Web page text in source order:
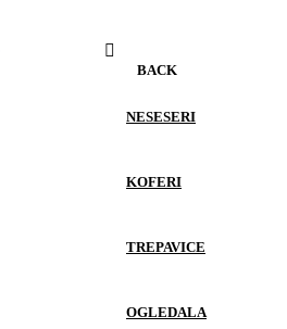
BACK
NESESERI
KOFERI
TREPAVICE
OGLEDALA